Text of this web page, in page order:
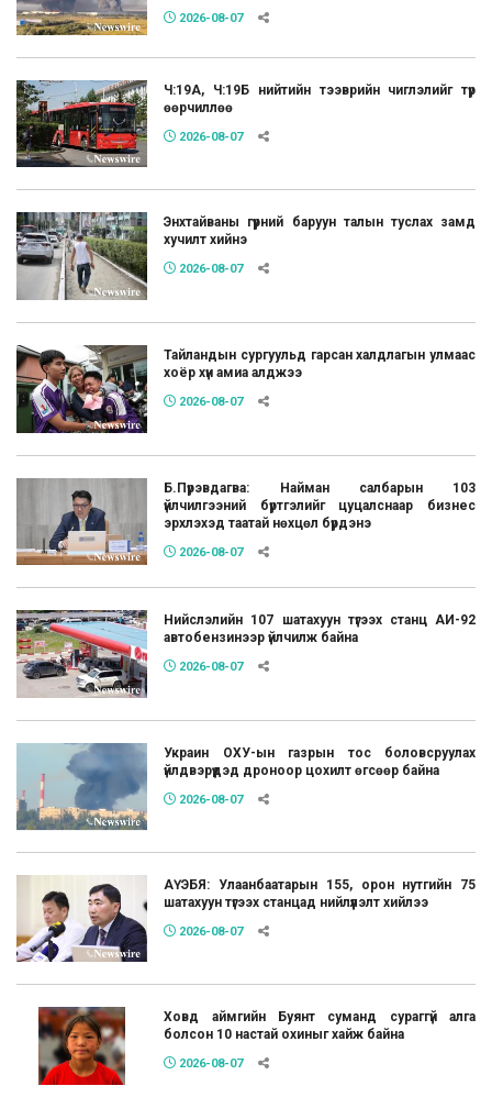
2026-08-07
Ч:19А, Ч:19Б нийтийн тээврийн чиглэлийг түр
өөрчиллөө
2026-08-07
Энхтайваны гүүрний баруун талын туслах замд
хучилт хийнэ
2026-08-07
Тайландын сургуульд гарсан халдлагын улмаас
хоёр хүн амиа алджээ
2026-08-07
Б.Пүрэвдагва: Найман салбарын 103
үйлчилгээний бүртгэлийг цуцалснаар бизнес
эрхлэхэд таатай нөхцөл бүрдэнэ
2026-08-07
Нийслэлийн 107 шатахуун түгээх станц АИ-92
автобензинээр үйлчилж байна
2026-08-07
Украин ОХУ-ын газрын тос боловсруулах
үйлдвэрүүдэд дроноор цохилт өгсөөр байна
2026-08-07
АҮЭБЯ: Улаанбаатарын 155, орон нутгийн 75
шатахуун түгээх станцад нийлүүлэлт хийлээ
2026-08-07
Ховд аймгийн Буянт суманд сураггүй алга
болсон 10 настай охиныг хайж байна
2026-08-07